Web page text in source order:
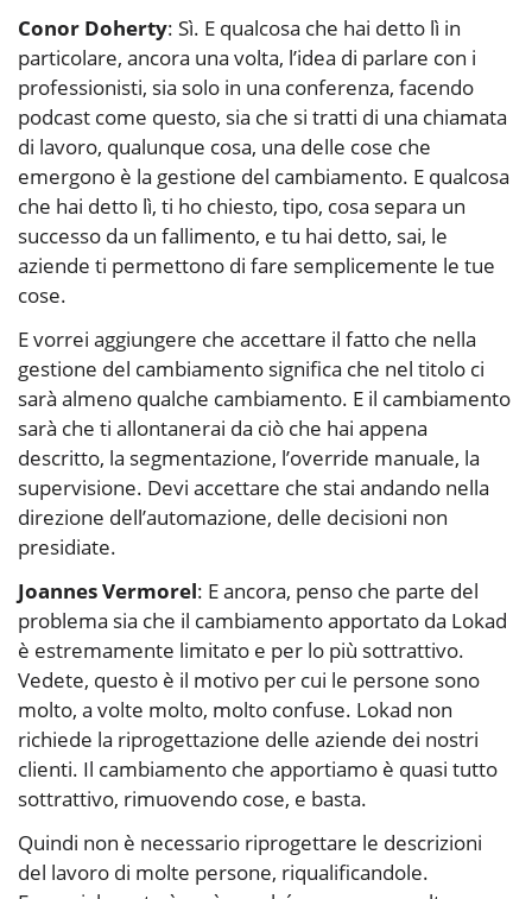
Conor Doherty: Sì. E qualcosa che hai detto lì in
particolare, ancora una volta, l’idea di parlare con i
professionisti, sia solo in una conferenza, facendo
podcast come questo, sia che si tratti di una chiamata
di lavoro, qualunque cosa, una delle cose che
emergono è la gestione del cambiamento. E qualcosa
che hai detto lì, ti ho chiesto, tipo, cosa separa un
successo da un fallimento, e tu hai detto, sai, le
aziende ti permettono di fare semplicemente le tue
cose.
E vorrei aggiungere che accettare il fatto che nella
gestione del cambiamento significa che nel titolo ci
sarà almeno qualche cambiamento. E il cambiamento
sarà che ti allontanerai da ciò che hai appena
descritto, la segmentazione, l’override manuale, la
supervisione. Devi accettare che stai andando nella
direzione dell’automazione, delle decisioni non
presidiate.
Joannes Vermorel: E ancora, penso che parte del
problema sia che il cambiamento apportato da Lokad
è estremamente limitato e per lo più sottrattivo.
Vedete, questo è il motivo per cui le persone sono
molto, a volte molto, molto confuse. Lokad non
richiede la riprogettazione delle aziende dei nostri
clienti. Il cambiamento che apportiamo è quasi tutto
sottrattivo, rimuovendo cose, e basta.
Quindi non è necessario riprogettare le descrizioni
del lavoro di molte persone, riqualificandole.